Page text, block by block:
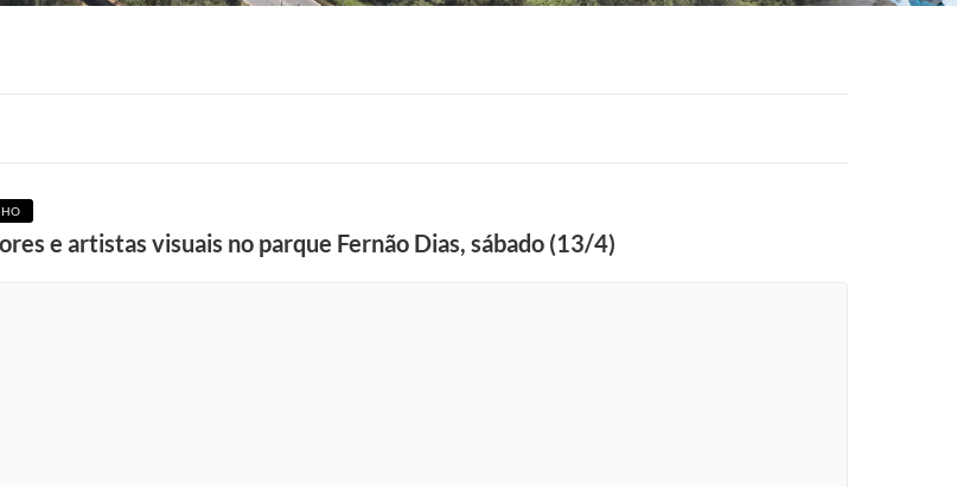
e artistas visuais no parque Fernão Dias, sábado (13/4)
t
o